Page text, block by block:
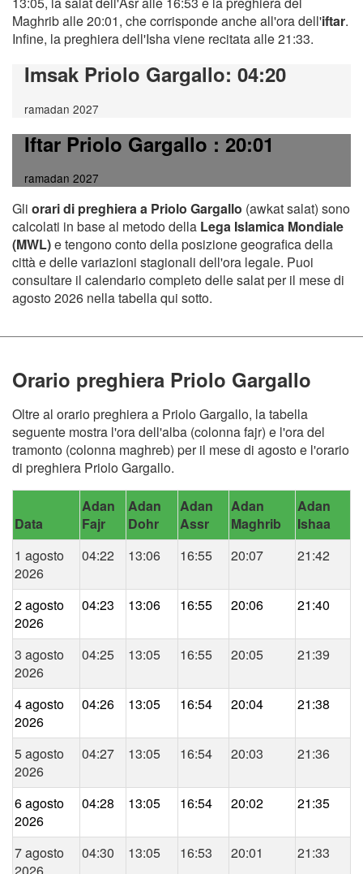
Maghrib alle 20:01, che corrisponde anche all'ora dell'iftar.
Infine, la preghiera dell'Isha viene recitata alle 21:33.
Imsak Priolo Gargallo: 04:20
ramadan 2027
Iftar Priolo Gargallo: 20:01
ramadan 2027
Gli orari di preghiera a Priolo Gargallo (awkat salat) sono
calcolati in base al metodo della Lega Islamica Mondiale
(MWL)e tengono conto della posizione geografica della
città e delle variazioni stagionali dell'ora legale. Puoi
consultare il calendario completo delle salat per il mese di
agosto 2026 nella tabella qui sotto.
Orario preghiera Priolo Gargallo
Oltre al orario preghiera a Priolo Gargallo, la tabella
seguente mostra l'ora dell'alba (colonna fajr) e l'ora del
tramonto (colonna maghreb) per il mese di agosto e l'orario
di preghiera Priolo Gargallo.
Data
Adan
Fajr
Adan
Dohr
Adan
Assr
Adan
Maghrib
Adan
Ishaa
1 agosto
2026
04:22 13:06 16:55 20:07 21:42
2 agosto
2026
04:23 13:06 16:55 20:06 21:40
3 agosto
2026
04:25 13:05 16:55 20:05 21:39
4 agosto
2026
04:26 13:05 16:54 20:04 21:38
5 agosto
2026
04:27 13:05 16:54 20:03 21:36
6 agosto
2026
04:28 13:05 16:54 20:02 21:35
7 agosto
04:30 13:05 16:53 20:01 21:33